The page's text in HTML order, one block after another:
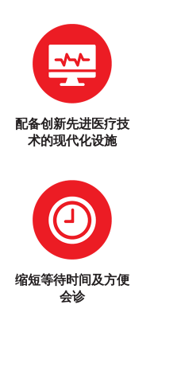
配备创新先进医疗技
术的现代化设施
缩短等待时间及方便
会诊